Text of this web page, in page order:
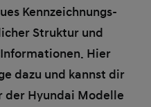
Kennzeichnungs-
Struktur und
Hier
dazu und kannst dir
Hyundai Modelle